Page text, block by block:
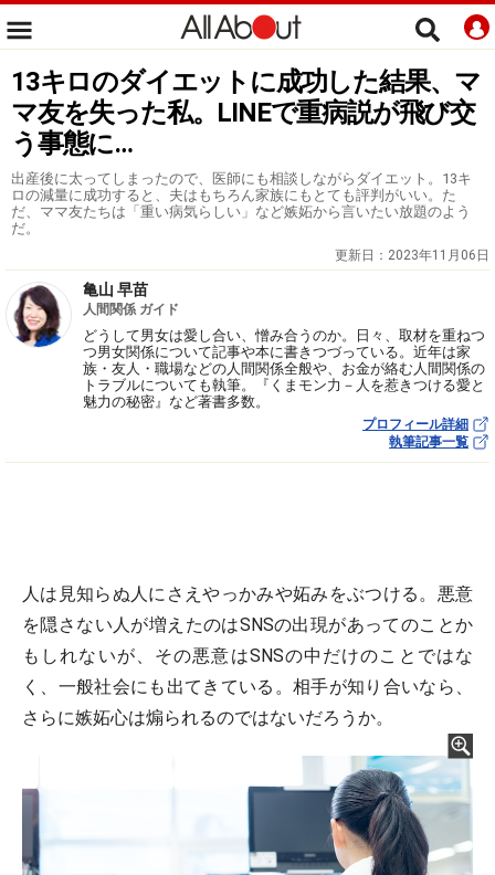
13キロのダイエットに成功した結果、マ
マ友を失った私。LINEで重病説が飛び交
う事態に…
出産後に太ってしまったので、医師にも相談しながらダイエット。13キ
ロの減量に成功すると、夫はもちろん家族にもとても評判がいい。た
だ、ママ友たちは「重い病気らしい」など嫉妬から言いたい放題のよう
だ。
更新日： 2023年11月06日
亀山 早苗
人間関係 ガイド
どうして男女は愛し合い、憎み合うのか。日々、取材を重ねつ
つ男女関係について記事や本に書きつづっている。近年は家
族・友人・職場などの人間関係全般や、お金が絡む人間関係の
トラブルについても執筆。『くまモン力－人を惹きつける愛と
魅力の秘密』など著書多数。
プロフィール詳細
執筆記事一覧
人は見知らぬ人にさえやっかみや妬みをぶつける。悪意
を隠さない人が増えたのはSNSの出現があってのことか
もしれないが、その悪意はSNSの中だけのことではな
く、一般社会にも出てきている。相手が知り合いなら、
さらに嫉妬心は煽られるのではないだろうか。